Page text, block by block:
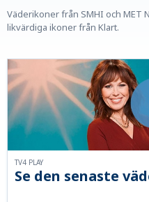
Väderikoner från SMHI och MET
likvärdiga ikoner från Klart.
Se den senaste
TV4 PLAY